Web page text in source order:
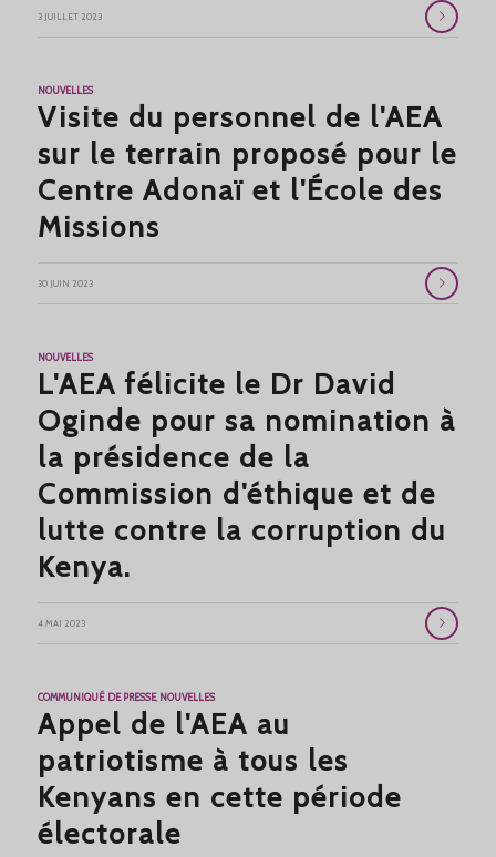
3 JUILLET 2023
NOUVELLES
Visite du personnel de l'AEA
sur le terrain proposé pour le
Centre Adonaï et l'École des
Missions
30 JUIN 2023
NOUVELLES
L'AEA félicite le Dr David
Oginde pour sa nomination à
la présidence de la
Commission d'éthique et de
lutte contre la corruption du
Kenya.
4 MAI 2023
COMMUNIQUÉ DE PRESSE, NOUVELLES
Appel de l'AEA au
patriotisme à tous les
Kenyans en cette période
électorale